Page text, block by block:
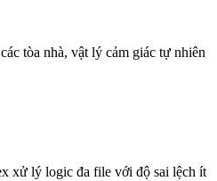
tòa nhà, vật lý cảm giác tự nhiên
xử lý logic đa file với độ sai lệch ít